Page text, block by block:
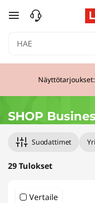
Y
y
ä
siirry pääsisältöön
SHOP
Suodattimet
29 Tulokset
Vertaile